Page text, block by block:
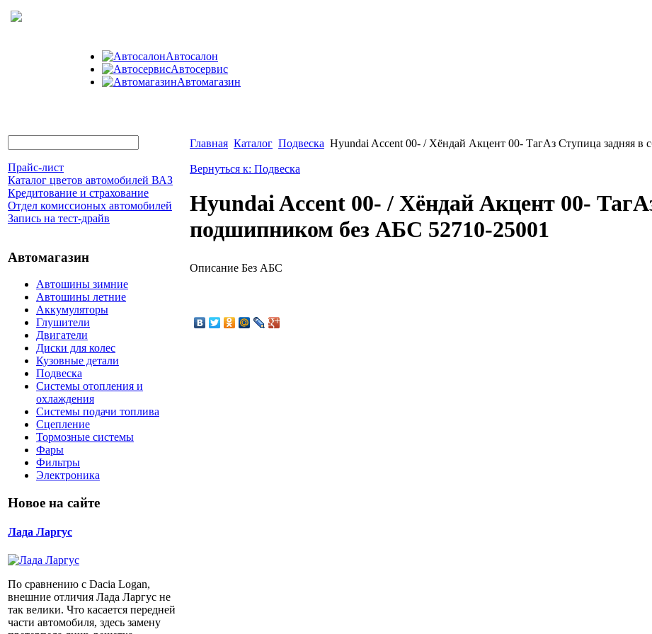
Автосалон
Автосервис
Автомагазин
Прайс-лист
Каталог цветов автомобилей ВАЗ
Кредитование и страхование
Отдел комиссионых автомобилей
Запись на тест-драйв
Автомагазин
Автошины зимние
Автошины летние
Аккумуляторы
Глушители
Двигатели
Диски для колес
Кузовные детали
Подвеска
Системы отопления и
охлаждения
Системы подачи топлива
Сцепление
Тормозные системы
Фары
Фильтры
Электроника
Новое на сайте
Лада Ларгус
По сравнению с Dacia Logan,
внешние отличия Лада Ларгус не
так велики. Что касается передней
части автомобиля, здесь замену
Главная Каталог Подвеска Hyundai Accent 00- / Хёндай Акцент 00- ТагАз Ступица задняя в
Вернуться к: Подвеска
Hyundai Accent 00- / Хёндай Акцент 00-
подшипником без АБС 52710-25001
Описание Без АБС